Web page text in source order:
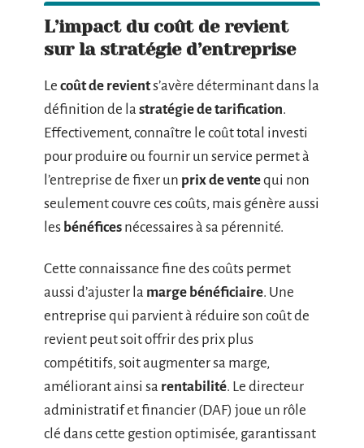
L’impact du coût de revient
sur la stratégie d’entreprise
Le coût de revients’avère déterminant dans la
définition de la stratégie de tarification.
Effectivement, connaître le coût total investi
pour produire ou fournir un service permet à
l’entreprise de fixer un prix de ventequi non
seulement couvre ces coûts, mais génère aussi
les bénéfices nécessaires à sa pérennité.
Cette connaissance fine des coûts permet
aussi d’ajuster la marge bénéficiaire. Une
entreprise qui parvient à réduire son coût de
revient peut soit offrir des prix plus
compétitifs, soit augmenter sa marge,
améliorant ainsi sa rentabilité. Le directeur
administratif et financier (DAF) joue un rôle
clé dans cette gestion optimisée, garantissant